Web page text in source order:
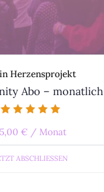
Herzensprojekt
Abo – monatlich
4.78 € / Monat
ABSCHLIESSEN